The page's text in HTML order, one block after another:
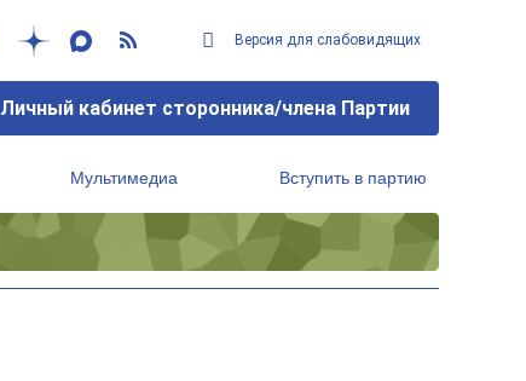
Версия для слабовидящих
Личный кабинет сторонника/члена Партии
Мультимедиа Вступить в партию